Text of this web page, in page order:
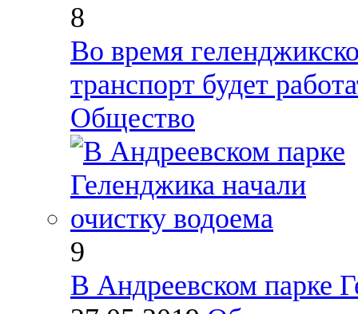
8
Во время
транспорт будет
Общество
9
В Андреевском парке